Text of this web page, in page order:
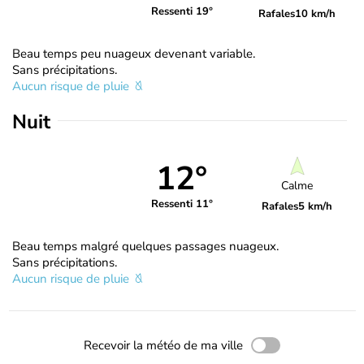
Ressenti 19° Rafales10 km/h
Beau temps peu nuageux devenant variable.
Sans précipitations.
Aucun risque de pluie
Nuit
12°
Ressenti 11°
Calme
Rafales5 km/h
Beau temps malgré quelques passages nuageux.
Sans précipitations.
Aucun risque de pluie
Recevoir la météo de ma ville